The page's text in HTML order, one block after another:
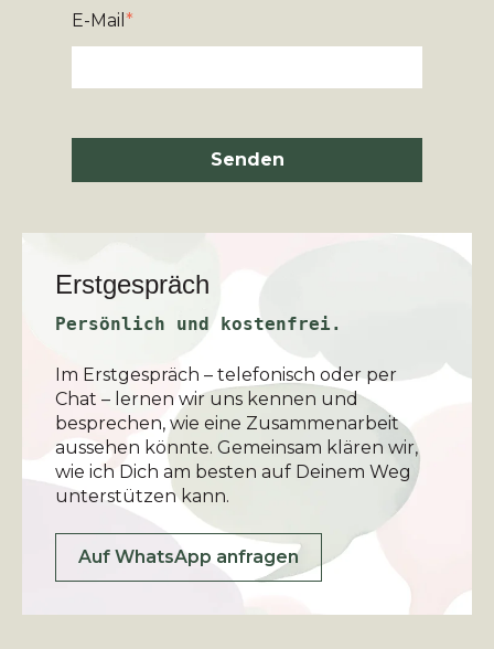
E-Mail *
Senden
Erstgespräch
Persönlich und kostenfrei.
Im Erstgespräch – telefonisch oder per
Chat – lernen wir uns kennen und
besprechen, wie eine Zusammenarbeit
aussehen könnte. Gemeinsam klären wir,
wie ich Dich am besten auf Deinem Weg
unterstützen kann.
Auf WhatsApp anfragen